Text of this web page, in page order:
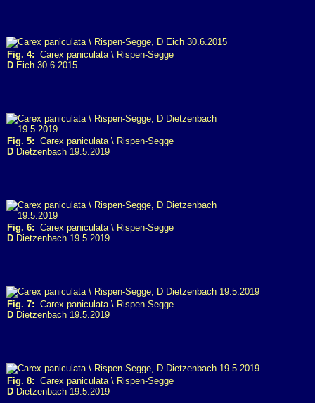
Fig. 4: Carex paniculata \ Rispen-Segge
D Eich 30.6.2015
Fig. 5: Carex paniculata \ Rispen-Segge
D Dietzenbach 19.5.2019
Fig. 6: Carex paniculata \ Rispen-Segge
D Dietzenbach 19.5.2019
Fig. 7: Carex paniculata \ Rispen-Segge
D Dietzenbach 19.5.2019
Fig. 8: Carex paniculata \ Rispen-Segge
D Dietzenbach 19.5.2019